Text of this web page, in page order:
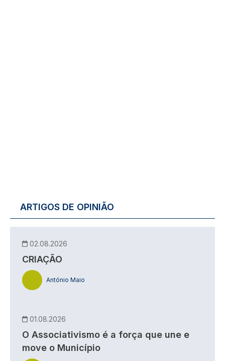
ARTIGOS DE OPINIÃO
02.08.2026
CRIAÇÃO
António Maio
01.08.2026
O Associativismo é a força que une e
move o Município